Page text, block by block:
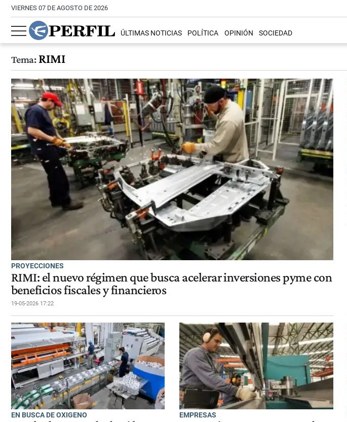
VIERNES 07 DE AGOSTO DE 2026
ÚLTIMAS NOTICIAS POLÍTICA OPINIÓN SOCIEDAD
Tema:RIMI
PROYECCIONES
RIMI: el nuevo régimen que busca acelerar inversiones pyme con
beneficios fiscales y financieros
19-05-2026 17:22
EN BUSCA DE OXIGENO EMPRESAS